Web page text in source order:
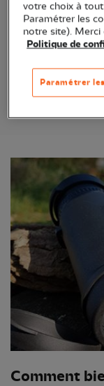
Je
Comment
votre choix à
Paramétrer les
notre site). Merci
Politique de
Paramétrer